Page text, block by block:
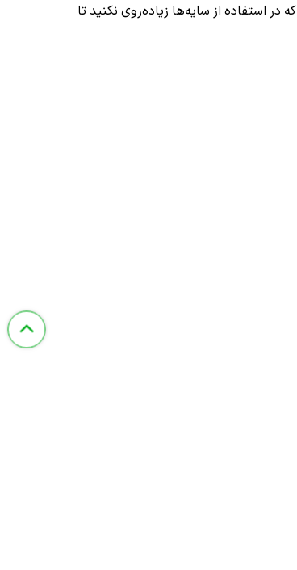
استفاده از سایه‌ها زیاده‌روی نکنید تا